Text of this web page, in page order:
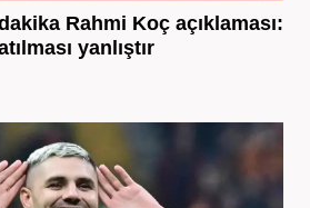
Rahmi Koç açıklaması:
yanlıştır